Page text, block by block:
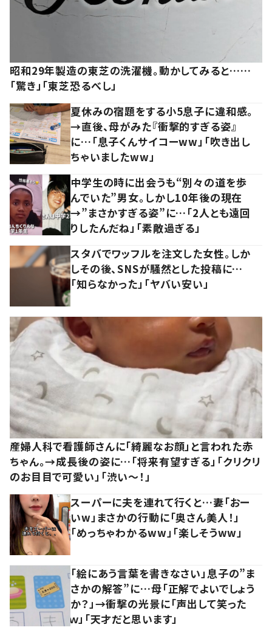
昭和29年製造の東芝の洗濯機。動かしてみると……
「驚き」「東芝恐るべし」
夏休みの宿題をする小5息子に違和感。
→直後、母がみた『衝撃的すぎる姿』
に…「息子くんサイコーww」「吹き出し
ちゃいましたww」
中学生の時に出会うも“別々の道を歩
んでいた”男女。しかし10年後の現在
→”まさかすぎる姿”に…「2人とも遠回
りしたんだね」「素敵過ぎる」
スタバでワッフルを注文した女性。しか
しその後、SNSが騒然とした投稿に…
「知らなかった」「ヤバい安い」
産婦人科で看護師さんに「綺麗なお顔」と言われた赤
ちゃん。→成長後の姿に…「将来有望すぎる」「クリクリ
のお目目で可愛い」「渋い～！」
スーパーに夫を連れて行くと…妻「おー
いw」まさかの行動に「奥さん美人！」
「めっちゃわかるww」「楽しそうww」
「絵にあう言葉を書きなさい」息子の”ま
さかの解答”に…母「正解でよいでしょう
か？」→衝撃の光景に「声出して笑った
ｗ」「天才だと思います」